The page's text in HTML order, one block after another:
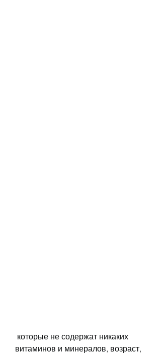
витаминов и минералов, возраст,